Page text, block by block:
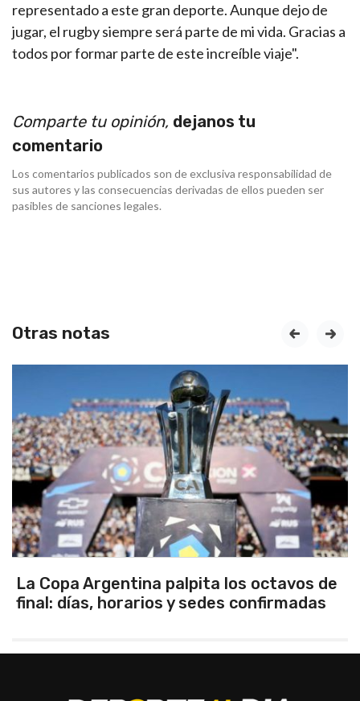
representado a este gran deporte. Aunque dejo de
jugar, el rugby siempre será parte de mi vida. Gracias a
todos por formar parte de este increíble viaje".
Comparte tu opinión, dejanos tu
comentario
Los comentarios publicados son de exclusiva responsabilidad de
sus autores y las consecuencias derivadas de ellos pueden ser
pasibles de sanciones legales.
Otras notas
de
Los seleccionados Sub 15 y Sub
Tandil ganaron en el debut
prev next